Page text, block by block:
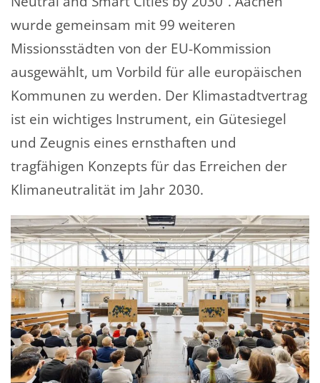
wurde gemeinsam mit 99 weiteren
Missionsstädten von der EU-Kommission
ausgewählt, um Vorbild für alle europäischen
Kommunen zu werden. Der Klimastadtvertrag
ist ein wichtiges Instrument, ein Gütesiegel
und Zeugnis eines ernsthaften und
tragfähigen Konzepts für das Erreichen der
Klimaneutralität im Jahr 2030.